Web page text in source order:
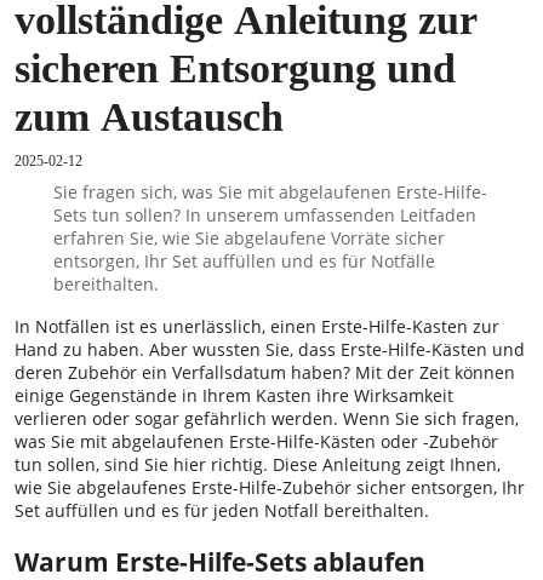
vollständige Anleitung zur
sicheren Entsorgung und
zum Austausch
2025-02-12
Sie fragen sich, was Sie mit abgelaufenen Erste-Hilfe-
Sets tun sollen? In unserem umfassenden Leitfaden
erfahren Sie, wie Sie abgelaufene Vorräte sicher
entsorgen, Ihr Set auffüllen und es für Notfälle
bereithalten.
In Notfällen ist es unerlässlich, einen Erste-Hilfe-Kasten zur
Hand zu haben. Aber wussten Sie, dass Erste-Hilfe-Kästen und
deren Zubehör ein Verfallsdatum haben? Mit der Zeit können
einige Gegenstände in Ihrem Kasten ihre Wirksamkeit
verlieren oder sogar gefährlich werden. Wenn Sie sich fragen,
was Sie mit abgelaufenen Erste-Hilfe-Kästen oder -Zubehör
tun sollen, sind Sie hier richtig. Diese Anleitung zeigt Ihnen,
wie Sie abgelaufenes Erste-Hilfe-Zubehör sicher entsorgen, Ihr
Set auffüllen und es für jeden Notfall bereithalten.
Warum Erste-Hilfe-Sets ablaufen